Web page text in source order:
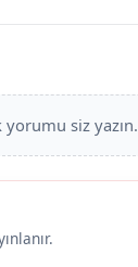
siz yazın.